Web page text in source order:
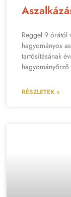
Reggel 9 órától
hagyományos
tartósításának
hagyományőrző
RÉSZLETEK »